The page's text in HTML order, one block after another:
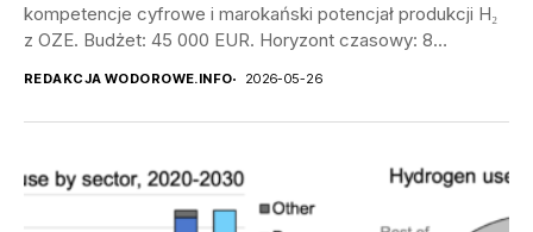
kompetencje cyfrowe i marokański potencjał produkcji H₂
z OZE. Budżet: 45 000 EUR. Horyzont czasowy: 8
REDAKCJA WODOROWE.INFO 2026-05-26